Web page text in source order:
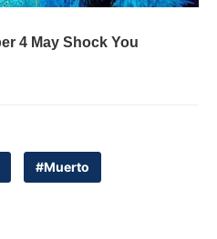
#Muerto